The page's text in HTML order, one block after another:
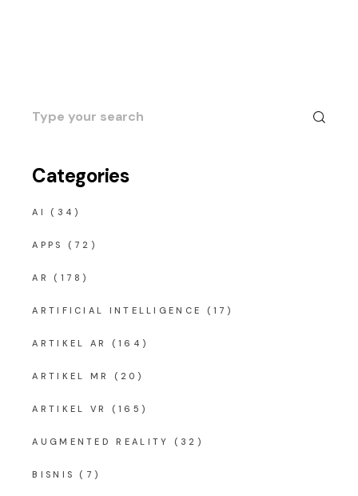
Search
for:
Categories
AI (34)
APPS (72)
AR (178)
ARTIFICIAL INTELLIGENCE (17)
ARTIKEL AR (164)
ARTIKEL MR (20)
ARTIKEL VR (165)
AUGMENTED REALITY (32)
BISNIS (7)